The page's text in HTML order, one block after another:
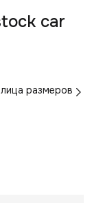
car
размеров